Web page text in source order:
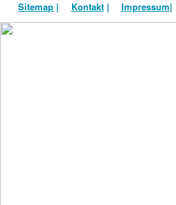
Sitemap | Kontakt| Impressum|